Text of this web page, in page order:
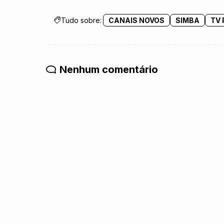
Tudo sobre: CANAIS NOVOS SIMBA TV
Nenhum comentário